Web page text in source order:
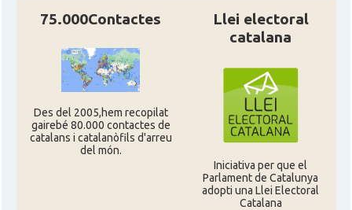
75.000Contactes
Des del 2005,hem recopilat
gairebé 80.000 contactes de
catalans i catalanòfils d'arreu
del món.
Llei electoral
catalana
Iniciativa per que el
Parlament de Catalunya
adopti una Llei Electoral
Catalana